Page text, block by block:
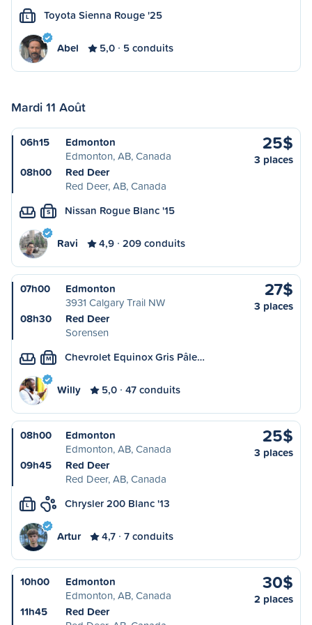
L Toyota Sienna Rouge '25
Abel 5,0 5 conduits
Mardi 11 Août
06h15
Edmonton
Edmonton, AB, Canada
08h00
Red Deer
Red Deer, AB, Canada
25$
3 places
S Nissan Rogue Blanc '15
Ravi 4,9 209 conduits
07h00
Edmonton
3931 Calgary Trail NW
08h30
Red Deer
Sorensen
27$
3 places
M Chevrolet Equinox Gris Pâle…
Willy 5,0 47 conduits
08h00
Edmonton
Edmonton, AB, Canada
09h45
Red Deer
Red Deer, AB, Canada
25$
3 places
L Chrysler 200 Blanc '13
Artur 4,7 7 conduits
10h00
Edmonton
Edmonton, AB, Canada
11h45
Red Deer
30$
2 places